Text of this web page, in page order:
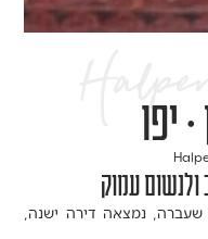
יפו
עמוק
ה-30 של המאה שעברה, נמצאה דירה ישנה,